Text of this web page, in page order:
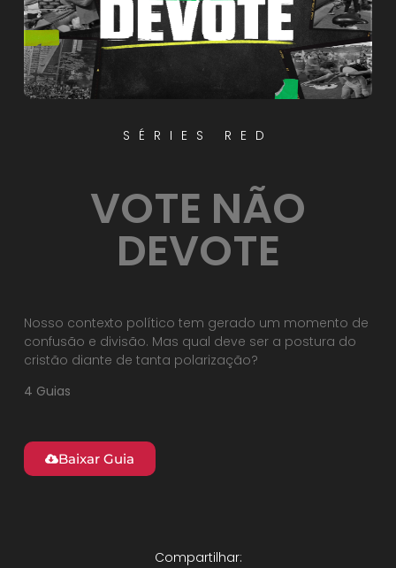
SÉRIES RED
VOTE NÃO
DEVOTE
Nosso contexto político tem gerado um momento de
confusão e divisão. Mas qual deve ser a postura do
cristão diante de tanta polarização?
4 Guias
Baixar Guia
Compartilhar: